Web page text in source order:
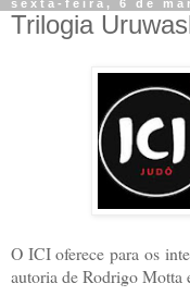
sexta-feira, 6 de
Trilogia
O ICI oferece para os
autoria de Rodrigo Motta